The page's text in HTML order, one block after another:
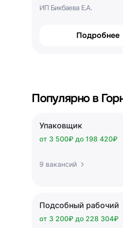
ИП Бикбаева Е.А.
Подробнее
Популярно в
Упаковщик
от 3 500₽ до 198 420₽
9 вакансий
Подсобный рабочий
от 3 200₽ до 228 304₽